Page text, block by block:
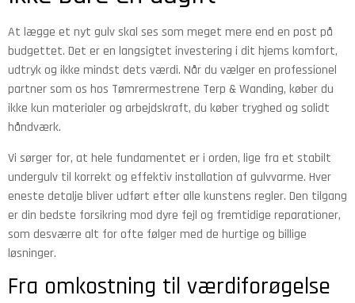
At lægge et nyt gulv skal ses som meget mere end en post på
budgettet. Det er en langsigtet investering i dit hjems komfort,
udtryk og ikke mindst dets værdi. Når du vælger en professionel
partner som os hos Tømrermestrene Terp & Wanding, køber du
ikke kun materialer og arbejdskraft, du køber tryghed og solidt
håndværk.
Vi sørger for, at hele fundamentet er i orden, lige fra et stabilt
undergulv til korrekt og effektiv installation af gulvvarme. Hver
eneste detalje bliver udført efter alle kunstens regler. Den tilgang
er din bedste forsikring mod dyre fejl og fremtidige reparationer,
som desværre alt for ofte følger med de hurtige og billige
løsninger.
Fra omkostning til værdiforøgelse